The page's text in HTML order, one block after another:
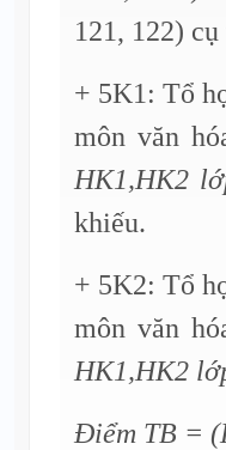
121, 122)
+ 5K1: Tổ
môn văn
HK1,HK2
khiếu.
+ 5K2: Tổ
môn văn
HK1,HK2
Điểm TB =